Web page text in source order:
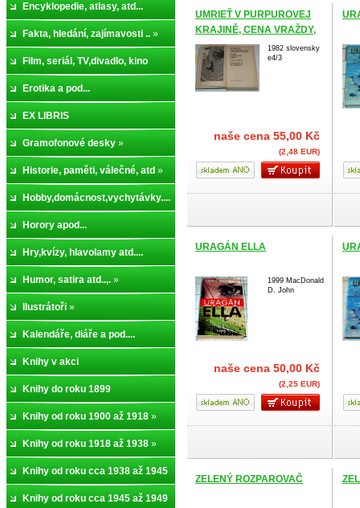
Encyklopedie, atlasy, atd...
Fakta, hledání, zajímavosti .. »
Film, seriál, TV,divadlo, kino
Erotika a pod...
EX LIBRIS
Gramofonové desky »
Historie, paměti, válečné, atd »
Hobby,domácnost,vychytávky....
» Horory apod...
Hry,kvízy, hlavolamy atd....
Humor, satira atd..,. »
Ilustrátoři »
Kalendáře, diáře a pod....
Knihy v akci
Knihy do roku 1899
Knihy od roku 1900 až 1918 »
Knihy od roku 1918 až 1938 »
Knihy od roku cca 1938 až 1945
» Knihy od roku cca 1945 až 1949
UMRIEŤ V PURPUROVEJ
KRAJINĚ, CENA VRAŽDY,
DOHODNÚŤ SA SO
ŽRALOKEM
1982 slovensky
e4/3
naše cena 55,00 Kč
(2,48 EUR)
URAGÁN ELLA
1999 MacDonald
D. John
naše cena 50,00 Kč
(2,25 EUR)
ZELENÝ ROZPAROVAČ